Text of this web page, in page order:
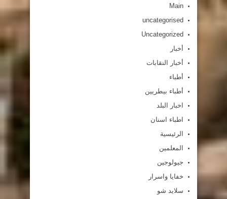
Main
uncategorised
Uncategorized
أخبار
أخبار النقابات
أطباء
أطباء بيطريين
اخبار البلد
اطباء اسنان
الرئيسية
المعلمين
جيولوجين
خفايا واسرار
سلايد شو